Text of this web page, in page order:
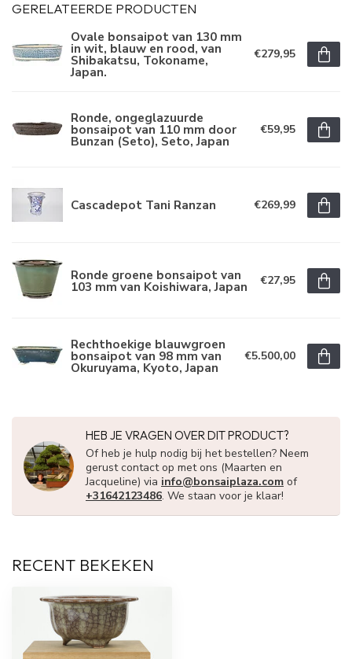
GERELATEERDE PRODUCTEN
Ovale bonsaipot van 130 mm
in wit, blauw en rood, van
Shibakatsu, Tokoname,
Japan.
€279,95
Ronde, ongeglazuurde
bonsaipot van 110 mm door
Bunzan (Seto), Seto, Japan
€59,95
Cascadepot Tani Ranzan €269,99
Ronde groene bonsaipot van
103 mm van Koishiwara, Japan €27,95
Rechthoekige blauwgroen
bonsaipot van 98 mm van
Okuruyama, Kyoto, Japan
€5.500,00
HEB JE VRAGEN OVER DIT PRODUCT?
Of heb je hulp nodig bij het bestellen? Neem
gerust contact op met ons (Maarten en
Jacqueline) via info@bonsaiplaza.com of
+31642123486. We staan voor je klaar!
RECENT BEKEKEN